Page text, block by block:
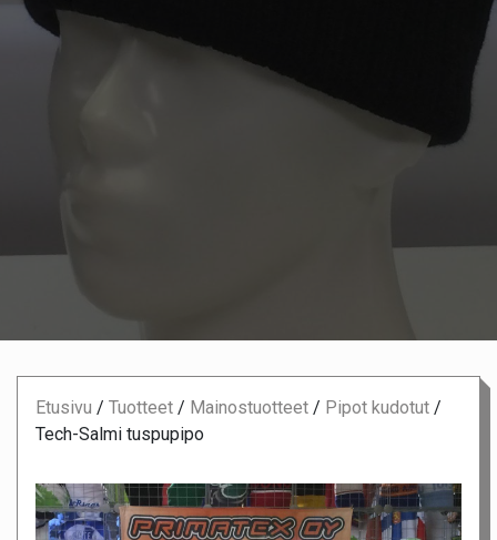
Etusivu / Tuotteet / Mainostuotteet / Pipot kudotut /
Tech-Salmi tuspupipo